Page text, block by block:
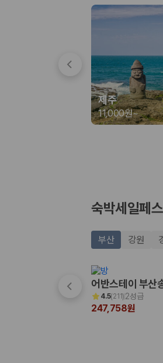
가족 여행, 짐이 많은 여행, 장거리 이
단체 여행이나 4인 이상 가족 여행에
제주렌트카 보험까지 비교해
동일한 차량이라도 보험 조건에 따라 실제
사고 발생 시 일정 금액의
보상 한도 내에서 면책금 부
제주렌트카 가격비교 자주 묻는
제주
11,000원~
숙박세일페
부산 강원
어반스테이 부산
4.5(211) 2성급
247,758원